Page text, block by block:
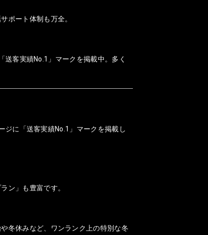
ポート体制も万全。
客実績No.1」マークを掲載中。多く
に「送客実績No.1」マークを掲載し
ン」も豊富です。
冬休みなど、ワンランク上の特別な冬